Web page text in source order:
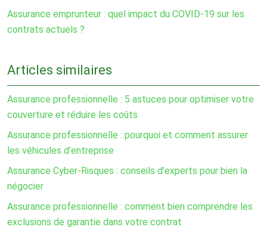
Assurance emprunteur : quel impact du COVID-19 sur les
contrats actuels ?
Articles similaires
Assurance professionnelle : 5 astuces pour optimiser votre
couverture et réduire les coûts
Assurance professionnelle : pourquoi et comment assurer
les véhicules d’entreprise
Assurance Cyber-Risques : conseils d’experts pour bien la
négocier
Assurance professionnelle : comment bien comprendre les
exclusions de garantie dans votre contrat